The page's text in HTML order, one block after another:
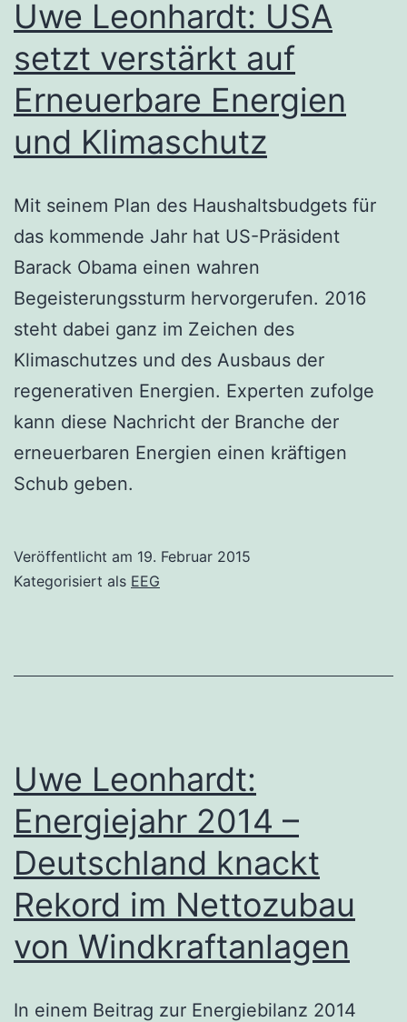
Uwe Leonhardt: USA
setzt verstärkt auf
Erneuerbare Energien
und Klimaschutz
Mit seinem Plan des Haushaltsbudgets für
das kommende Jahr hat US-Präsident
Barack Obama einen wahren
Begeisterungssturm hervorgerufen. 2016
steht dabei ganz im Zeichen des
Klimaschutzes und des Ausbaus der
regenerativen Energien. Experten zufolge
kann diese Nachricht der Branche der
erneuerbaren Energien einen kräftigen
Schub geben.
Veröffentlicht am 19. Februar 2015
Kategorisiert als EEG
Uwe Leonhardt:
Energiejahr 2014 –
Deutschland knackt
Rekord im Nettozubau
von Windkraftanlagen
In einem Beitrag zur Energiebilanz 2014